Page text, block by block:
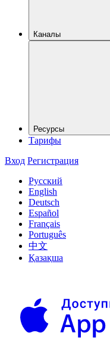
Каналы
Ресурсы
Тарифы
Вход Регистрация
Русский
English
Deutsch
Español
Français
Português
中文
Қазақша